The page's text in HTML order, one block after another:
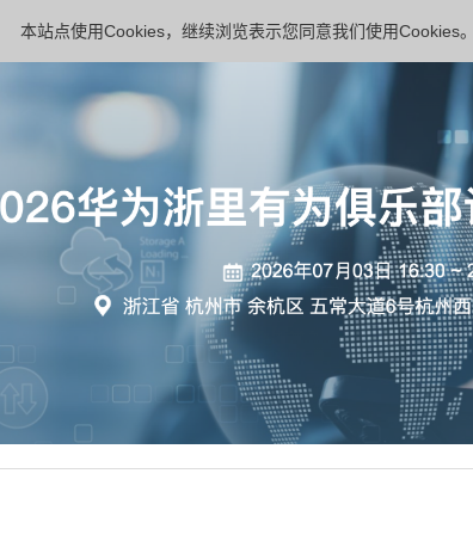
本站点使用Cookies，继续浏览表示您同意我们使用Cookies。